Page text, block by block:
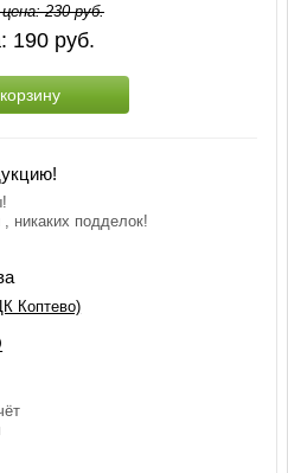
230руб.
190 руб.
никаких подделок!
Коптево)